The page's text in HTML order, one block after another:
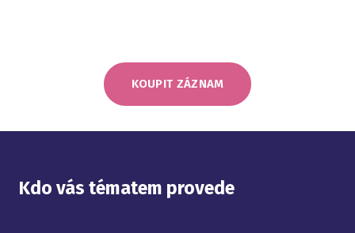
KOUPIT ZÁZNAM
Kdo vás tématem provede